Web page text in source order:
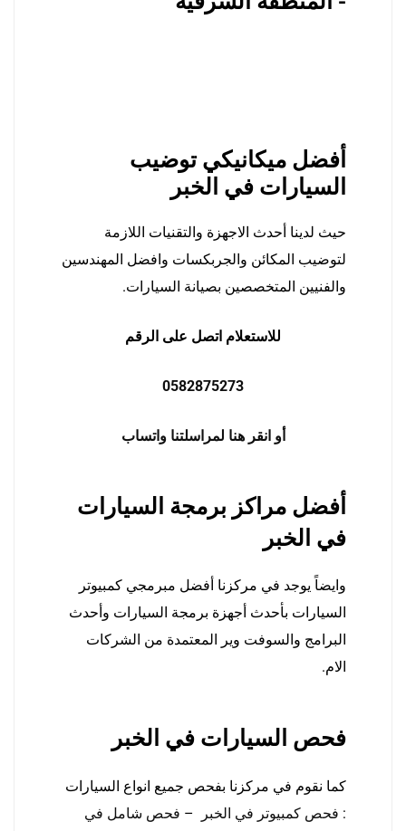
أفضل ميكانيكي توضيب
السيارات في الخبر
حيث لدينا أحدث الاجهزة والتقنيات اللازمة
لتوضيب المكائن والجربكسات وافضل المهندسين
والفنيين المتخصصين بصيانة السيارات.
للاستعلام اتصل على الرقم
0582875273
أو انقر هنا لمراسلتنا واتساب
أفضل مراكز برمجة السيارات
في الخبر
وايضاً يوجد في مركزنا أفضل مبرمجي كمبيوتر
السيارات بأحدث أجهزة برمجة السيارات وأحدث
البرامج والسوفت وير المعتمدة من الشركات
الام.
فحص السيارات في الخبر
كما نقوم في مركزنا بفحص جميع انواع السيارات
: فحص كمبيوتر في الخبر – فحص شامل في